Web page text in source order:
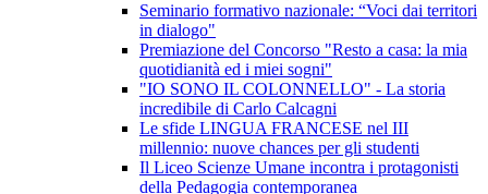
Seminario formativo nazionale: “Voci dai territori
in dialogo"
Premiazione del Concorso "Resto a casa: la mia
quotidianità ed i miei sogni"
"IO SONO IL COLONNELLO" - La storia
incredibile di Carlo Calcagni
Le sfide LINGUA FRANCESE nel III
millennio: nuove chances per gli studenti
Il Liceo Scienze Umane incontra i protagonisti
della Pedagogia contemporanea